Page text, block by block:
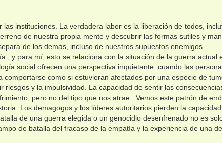
instituciones. La verdadera labor es la liberación de todos,
de nuestra propia mente y descubrir las formas sutiles y
de los demás, incluso de nuestros supuestos enemigos .
, y para mí, esto se relaciona con la situación de la guerra actual
social ofrecen una perspectiva inquietante: cuando las
como si estuvieran afectados por una especie de
riesgos y la impulsividad. La capacidad de sentir las
pero no del tipo que nos atrae . Vemos este patrón de
Los demagogos y los líderes autoritarios pierden la
de una guerra elegida o un genocidio desenfrenado no es
de batalla del fracaso de la empatía y la experiencia de una